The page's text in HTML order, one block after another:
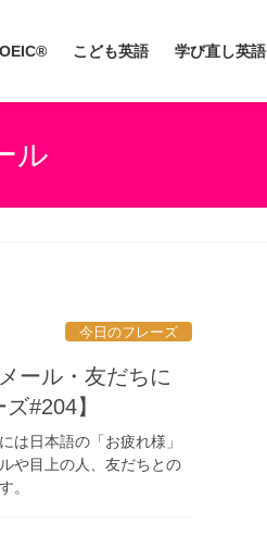
こども英語 学び直し英語
ル
今日のフレーズ
ール・友だちに
#204】
は日本語の「お疲れ様」
や目上の人、友だちとの
。